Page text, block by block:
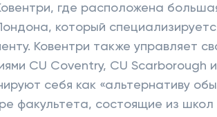
где расположена
который
Ковентри также управляет
CU Coventry, CU Scarborough
себя как «альтернативу
факультета, состоящие из